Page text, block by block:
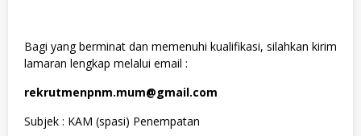
Bagi yang berminat dan memenuhi kualifikasi, silahkan kirim
lamaran lengkap melalui email :
rekrutmenpnm.mum@gmail.com
Subjek : KAM (spasi) Penempatan